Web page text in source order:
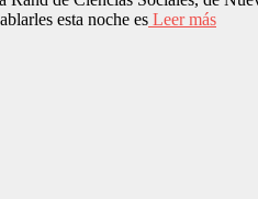
esta noche es Leer más